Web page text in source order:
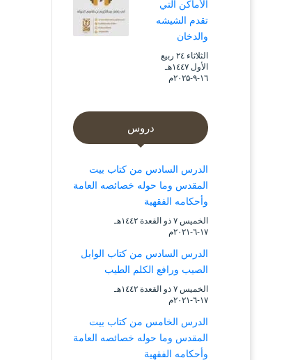
الأماكن التي
تقدم الشيشه
والدخان
الثلاثاء ۲٤ ربيع
الأول ۱٤٤۷هـ
۱٦-۹-۲۰۲۵م
دروس
الدرس السادس من كتاب بيت
المقدس وما حوله خصائصه العامة
وأحكامه الفقهية
الخميس ۷ ذو القعدة ۱٤٤۲هـ
۱۷-٦-۲۰۲۱م
الدرس السادس من كتاب الوابل
الصيب ورافع الكلم الطيب
الخميس ۷ ذو القعدة ۱٤٤۲هـ
۱۷-٦-۲۰۲۱م
الدرس الخامس من كتاب بيت
المقدس وما حوله خصائصه العامة
وأحكامه الفقهية